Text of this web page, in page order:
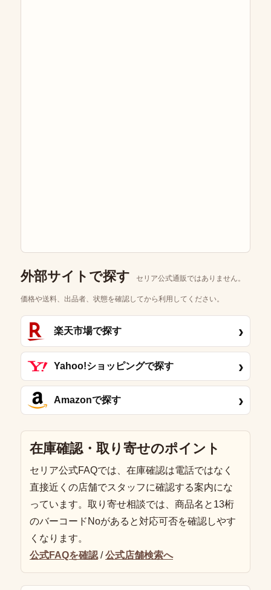
外部サイトで探す セリア公式通販ではありません。
価格や送料、出品者、状態を確認してから利用してください。
楽天市場で探す ›
Yahoo!ショッピングで探す ›
Amazonで探す ›
在庫確認・取り寄せのポイント
セリア公式FAQでは、在庫確認は電話ではなく
直接近くの店舗でスタッフに確認する案内にな
っています。取り寄せ相談では、商品名と13桁
のバーコードNoがあると対応可否を確認しやす
くなります。
公式FAQを確認 /公式店舗検索へ